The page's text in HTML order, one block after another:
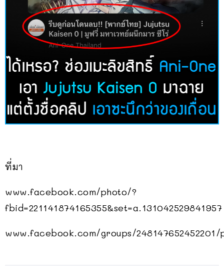
ที่มา
www.facebook.com/photo/?
fbid=221141874165355&set=a.131042529841957
www.facebook.com/groups/248147652452201/